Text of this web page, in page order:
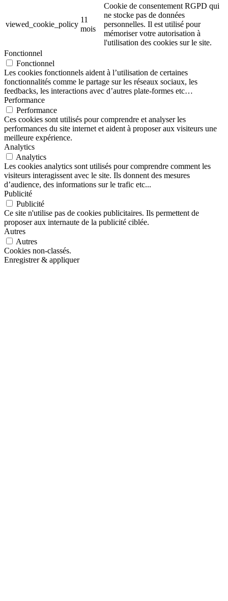
viewed_cookie_policy
11
mois
Cookie de consentement RGPD qui
ne stocke pas de données
personnelles. Il est utilisé pour
mémoriser votre autorisation à
l'utilisation des cookies sur le site.
Fonctionnel
Fonctionnel
Les cookies fonctionnels aident à l’utilisation de certaines
fonctionnalités comme le partage sur les réseaux sociaux, les
feedbacks, les interactions avec d’autres plate-formes etc…
Performance
Performance
Ces cookies sont utilisés pour comprendre et analyser les
performances du site internet et aident à proposer aux visiteurs une
meilleure expérience.
Analytics
Analytics
Les cookies analytics sont utilisés pour comprendre comment les
visiteurs interagissent avec le site. Ils donnent des mesures
d’audience, des informations sur le trafic etc...
Publicité
Publicité
Ce site n'utilise pas de cookies publicitaires. Ils permettent de
proposer aux internaute de la publicité ciblée.
Autres
Autres
Cookies non-classés.
Enregistrer & appliquer